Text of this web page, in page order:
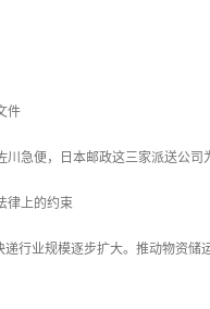
件
急便，日本邮政这三家派送公
律上的约束
行业规模逐步扩大。推动物资储